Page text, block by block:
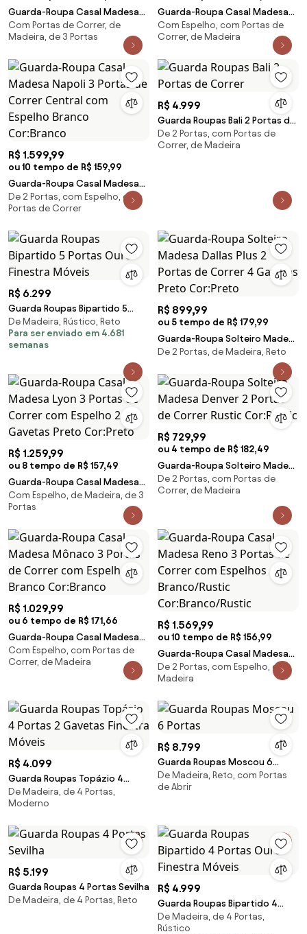
Guarda-Roupa Casal Madesa
Mônaco 3 Portas de Correr
Rustic/Branco
Com Portas de Correr, de
Madeira, de 3 Portas
Guarda-Roupa Casal Madesa
Montana 4 Portas de Correr
com Espelho Branco Cor:Branco
Com Espelho, com Portas de
Correr, de Madeira
R$ 1.599,99
ou 10 tempo de R$ 159,99
Guarda-Roupa Casal Madesa
Napoli 3 Portas de Correr
Central com Espelho Branco
De 2 Portas, com Espelho, com
Portas de Correr
R$ 4.999
Guarda Roupas Bali 2 Portas de
Correr
De 2 Portas, com Portas de
Correr, de Madeira
R$ 6.299
Guarda Roupas Bipartido 5
Portas Ouro Finestra Móveis
De Madeira, Rústico, Reto
Para ser enviado em 4.681
semanas
R$ 899,99
ou 5 tempo de R$ 179,99
Guarda-Roupa Solteiro Madesa
Dallas Plus 2 Portas de Correr 4
De 2 Portas, de Madeira, Reto
R$ 1.259,99
ou 8 tempo de R$ 157,49
Guarda-Roupa Casal Madesa
Lyon 3 Portas de Correr com
Espelho 2 Gavetas Preto
Com Espelho, de Madeira, de 3
Portas
R$ 729,99
ou 4 tempo de R$ 182,49
Guarda-Roupa Solteiro Madesa
Denver 2 Portas de Correr
Rustic Cor:Rustic
De 2 Portas, com Portas de
Correr, de Madeira
R$ 1.029,99
ou 6 tempo de R$ 171,66
Guarda-Roupa Casal Madesa
Mônaco 3 Portas de Correr
com Espelho Branco Cor:Branco
Com Espelho, com Portas de
Correr, de Madeira
R$ 1.569,99
ou 10 tempo de R$ 156,99
Guarda-Roupa Casal Madesa
Reno 3 Portas de Correr com
Espelhos Branco/Rustic
De 2 Portas, com Espelho, de
Madeira
R$ 4.099
Guarda Roupas Topázio 4
Portas 2 Gavetas Finestra
Móveis
De Madeira, de 4 Portas,
Moderno
R$ 8.799
Guarda Roupas Moscou 6
Portas
De Madeira, Reto, com Portas
de Abrir
R$ 5.199
Guarda Roupas 4 Portas Sevilha
De Madeira, de 4 Portas, Reto
R$ 4.999
Guarda Roupas Bipartido 4
Portas Ouro Finestra Móveis
De Madeira, de 4 Portas,
Rústico